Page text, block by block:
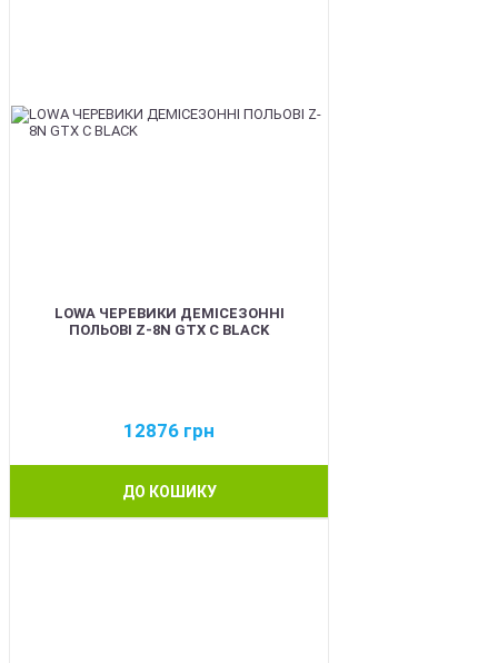
LOWA ЧЕРЕВИКИ ДЕМІСЕЗОННІ
ПОЛЬОВІ Z-8N GTX C BLACK
12876 грн
ДО КОШИКУ